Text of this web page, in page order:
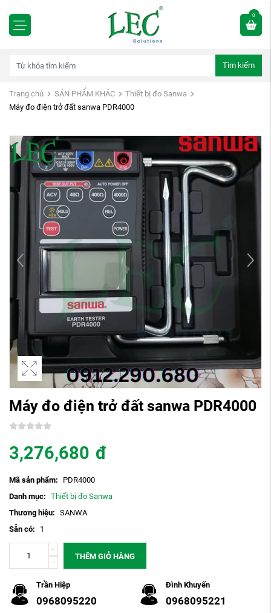
0
Tìm kiếm
Trang chủ SẢN PHẨM KHÁC
Thiết bị đo Sanwa
Máy đo điện trở đất sanwa PDR4000
Máy đo điện trở đất sanwa PDR4000
3,276,680 đ
Mã sản phẩm:
PDR4000
Danh mục: Thiết bị đo Sanwa
Thương hiệu: SANWA
Sẵn có:
1
THÊM GIỎ HÀNG
Trần Hiệp
0968095220
Đình Khuyến
0968095221